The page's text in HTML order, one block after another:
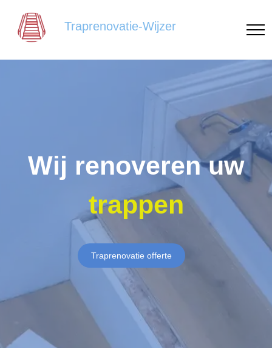
Traprenovatie-Wijzer
Wij renoveren uw
trappen
Traprenovatie offerte